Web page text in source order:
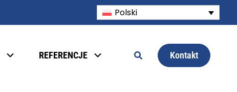
Polski
REFERENCJE Kontakt